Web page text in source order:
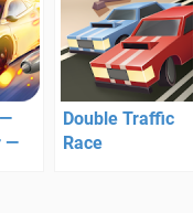
—
Double Traffic
Race